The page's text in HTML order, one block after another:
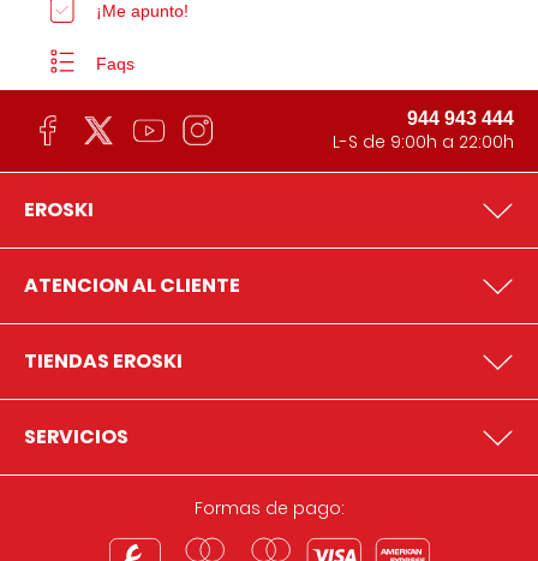
¡Me apunto!
Faqs
944 943 444
L-S de 9:00h a 22:00h
EROSKI
ATENCION AL CLIENTE
TIENDAS EROSKI
SERVICIOS
Formas de pago: